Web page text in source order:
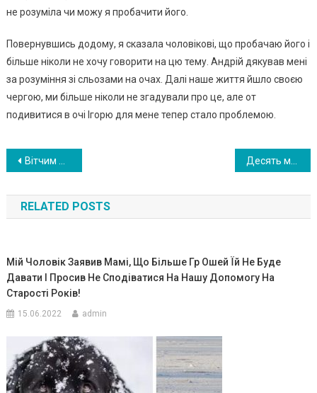
не розуміла чи можу я пробачити його.
Повернувшись додому, я сказала чоловікові, що пробачаю його і
більше ніколи не хочу говорити на цю тему. Андрій дякував мені
за розуміння зі сльозами на очах. Далі наше життя йшло своєю
чергою, ми більше ніколи не згадували про це, але от
подивитися в очі Ігорю для мене тепер стало проблемою.
Навигация
по
записям
Вітчим маму на руках носить, хоча взяв її в 47 років з 4-ма дітьми!
RELATED POSTS
Мій Чоловік Заявив Мамі, Що Більше Гр Ошей Їй Не Буде
Давати І Просив Не Сподіватися На Нашу Допомогу На
Старості Років!
15.06.2022 admin